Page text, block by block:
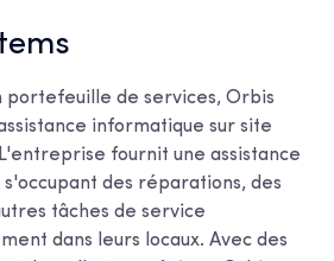
portefeuille de services, Orbis
informatique sur site
fournit une assistance
s'occupant des réparations, des
tâches de service
dans leurs locaux. Avec des